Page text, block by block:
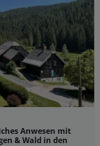
Anwesen mit
& Wald in den